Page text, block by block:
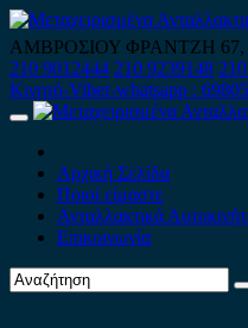
Skip
to
content
ΑΜΒΡΟΣΙΟΥ ΦΡΑΝΤΖΗ
210 9012444 210 9239148
Κινητό-Viber-whatsapp :
Primary
Αρχική Σελίδα
Ποιοί είμαστε
Ανταλλακτικά
Επικοινωνία